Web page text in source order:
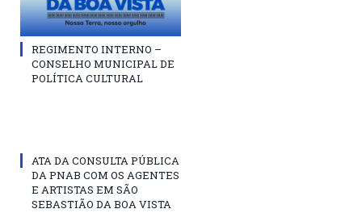
REGIMENTO INTERNO –
CONSELHO MUNICIPAL DE
POLÍTICA CULTURAL
ATA DA CONSULTA PÚBLICA
DA PNAB COM OS AGENTES
E ARTISTAS EM SÃO
SEBASTIÃO DA BOA VISTA